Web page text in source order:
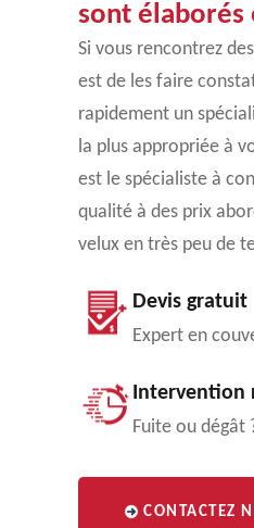
sont élaborés
Si vous rencontrez
est de les faire
rapidement un
la plus appropriée à
est le spécialiste à
qualité à des prix
velux en très peu de
Devis gratuit
Expert en
Intervention
Fuite ou dégât
CONTACTEZ